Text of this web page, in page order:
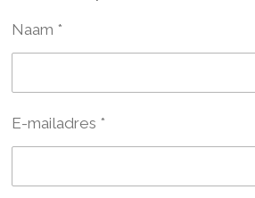
Naam *
E-mailadres *